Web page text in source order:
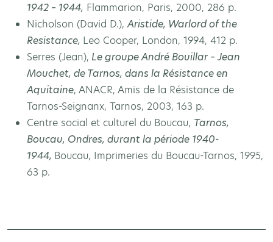
1942 – 1944, Flammarion, Paris, 2000, 286 p.
Nicholson (David D.),Aristide, Warlord of the
Resistance, Leo Cooper, London, 1994, 412 p.
Serres (Jean), Le groupe André Bouillar – Jean
Mouchet, de Tarnos, dans la Résistance en
Aquitaine, ANACR, Amis de la Résistance de
Tarnos-Seignanx, Tarnos, 2003, 163 p.
Centre social et culturel du Boucau, Tarnos,
Boucau, Ondres, durant la période 1940-
1944, Boucau, Imprimeries du Boucau-Tarnos, 1995,
63 p.